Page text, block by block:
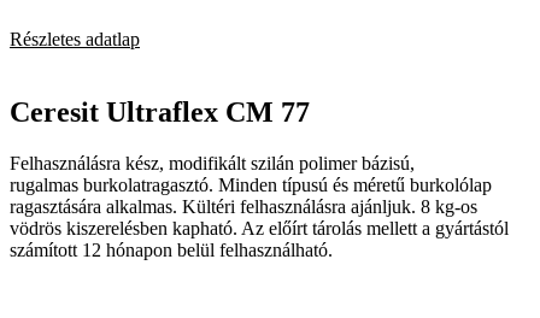
Részletes adatlap
Ceresit Ultraflex CM 77
Felhasználásra kész, modifikált szilán polimer bázisú,
rugalmas burkolatragasztó. Minden típusú és méretű burkolólap
ragasztására alkalmas. Kültéri felhasználásra ajánljuk. 8 kg-os
vödrös kiszerelésben kapható. Az előírt tárolás mellett a gyártástól
számított 12 hónapon belül felhasználható.